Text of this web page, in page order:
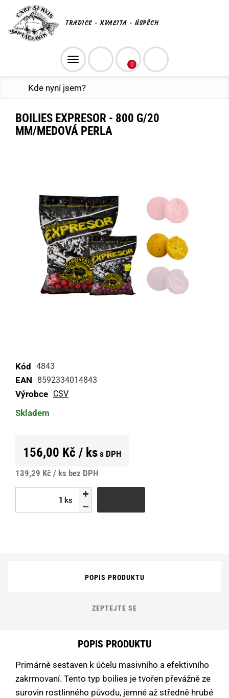
TRADICE - KVALITA - ÚSPĚCH
Toggle
navigation
0
Kde nyní jsem?
BOILIES EXPRESOR - 800 G/20
MM/MEDOVÁ PERLA
Kód 4843
EAN 8592334014843
Výrobce CSV
Skladem
156,00 Kč / ks s DPH
139,29 Kč / ks bez DPH
ks
ks
POPIS PRODUKTU
ZEPTEJTE SE
POPIS PRODUKTU
Primárně sestaven k účelu masivního a efektivního
zakrmovaní. Tento typ boilies je tvořen převážně ze
surovin rostlinného původu, jemné až středně hrubé